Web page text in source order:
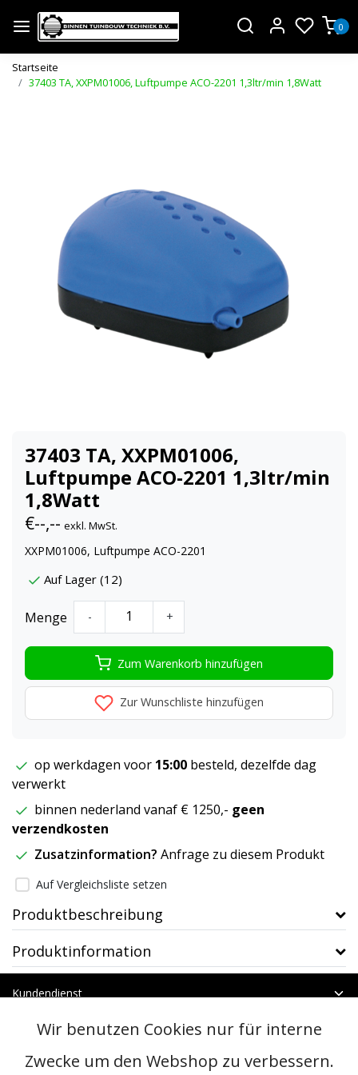
0
Startseite
37403 TA, XXPM01006, Luftpumpe ACO-2201 1,3ltr/min 1,8Watt
37403 TA, XXPM01006,
Luftpumpe ACO-2201 1,3ltr/min
1,8Watt
€--,-- exkl. MwSt.
XXPM01006, Luftpumpe ACO-2201
Auf Lager (12)
Menge - +
Zum Warenkorb hinzufügen
Zur Wunschliste hinzufügen
op werkdagen voor 15:00 besteld, dezelfde dag
verwerkt
binnen nederland vanaf € 1250,- geen
verzendkosten
Zusatzinformation? Anfrage zu diesem Produkt
Auf Vergleichsliste setzen
Produktbeschreibung
Produktinformation
Kundendienst
Kategorien
Kontakt
Wir benutzen Cookies nur für interne
Zwecke um den Webshop zu verbessern.